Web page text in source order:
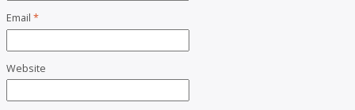
Email *
Website